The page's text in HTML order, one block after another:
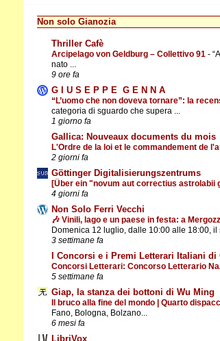
Non solo Gianozia
Thriller Cafè
Arcipelago von Geldburg – Collettivo 91 -
nato ...
9 ore fa
G I U S E P P E G E N N A
“L’uomo che non doveva tornare”: la
categoria di sguardo che supera ...
1 giorno fa
Gallica: Nouveaux documents du mois
L'Ordre de la loi et le commandement de
2 giorni fa
Göttinger Digitalisierungszentrums
[Über ein "novum aut correctius astrolabii
4 giorni fa
Non Solo Ferri Vecchi
🎶 Vinili, lago e un paese in festa: a
Domenica 12 luglio, dalle 10:00 alle 18:00, il
3 settimane fa
I Concorsi e i Premi Letterari Italiani di
Concorsi Letterari: Concorso Letterario
5 settimane fa
Giap, la stanza dei bottoni di Wu Ming
Il bruco alla fine del mondo | Quarto
Fano, Bologna, Bolzano...
6 mesi fa
LibriVox